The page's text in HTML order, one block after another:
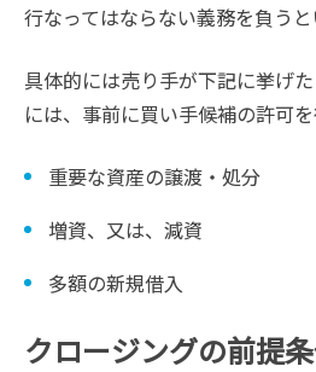
行なってはならない義務を負うと
具体的には売り手が下記に挙げ
には、事前に買い手候補の許可を
重要な資産の譲渡・処分
増資、又は、減資
多額の新規借入
クロージングの前提